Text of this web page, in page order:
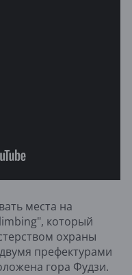
места на
который
охраны
префектурами
гора Фудзи.